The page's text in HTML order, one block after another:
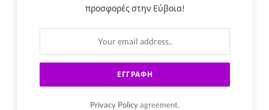
προσφορές στην Εύβοια!
Privacy Policy agreement.